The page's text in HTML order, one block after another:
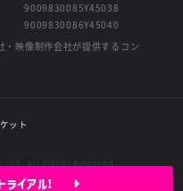
ライアル!
9009830085Y45038
9009830086Y45040
・映像制作会社が提供するコン
Ltd. All Rights Reserved.